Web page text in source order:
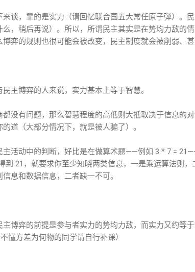
谈，靠的是实力（请回忆联合国五大常任原子弹）。民
，稍后再说）。所以，所谓民主其实是在势均力敌的
弈的规则也很可能会被改变，民主制度就会被削弱、甚
主博弈的人来说，实力基本上等于智慧。
没有问题，那么智慧程度的高低则大抵取决于信息的
道（大部分情况下，就是被人骗了）。
主活动中的判断，好比是在做算术题——例如 3 * 7 =
到 21，就要求你至少知晓两类信息，一是乘运算法则
息和数据信息，二者缺一不可。
博弈的前提是参与者实力的势均力敌，而实力又约等
懂方差为何物的同学请自行补课）